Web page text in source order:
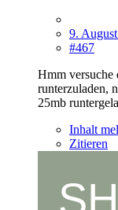
9.
#467
Hmm versuche
runterzuladen,
25mb
Inhalt
Zitieren